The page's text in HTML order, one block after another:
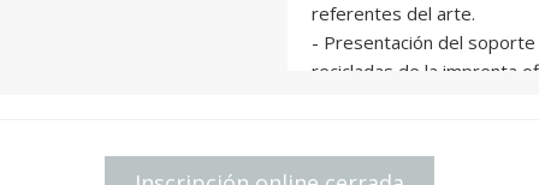
referentes del arte.
- Presentación del
recicladas de la imprenta
dibujo sobre el aluminio